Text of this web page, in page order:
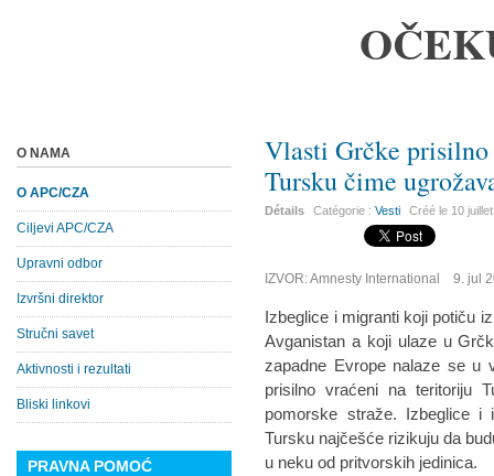
Vlasti Grčke
Tursku čime
Détails Catégorie :Vesti Créé le 10
IZVOR: Amnesty International 9. jul
Izbeglice i migranti koji potiču
Avganistan a koji ulaze u
zapadne Evrope nalaze se u
prisilno vraćeni na teritoriju
pomorske straže. Izbeglice i
Tursku najčešće rizikuju da
u neku od pritvorskih jedinica.
O NAMA
O APC/CZA
Ciljevi APC/CZA
Upravni odbor
Izvršni direktor
Stručni savet
Aktivnosti i rezultati
Bliski linkovi
PRAVNA POMOĆ